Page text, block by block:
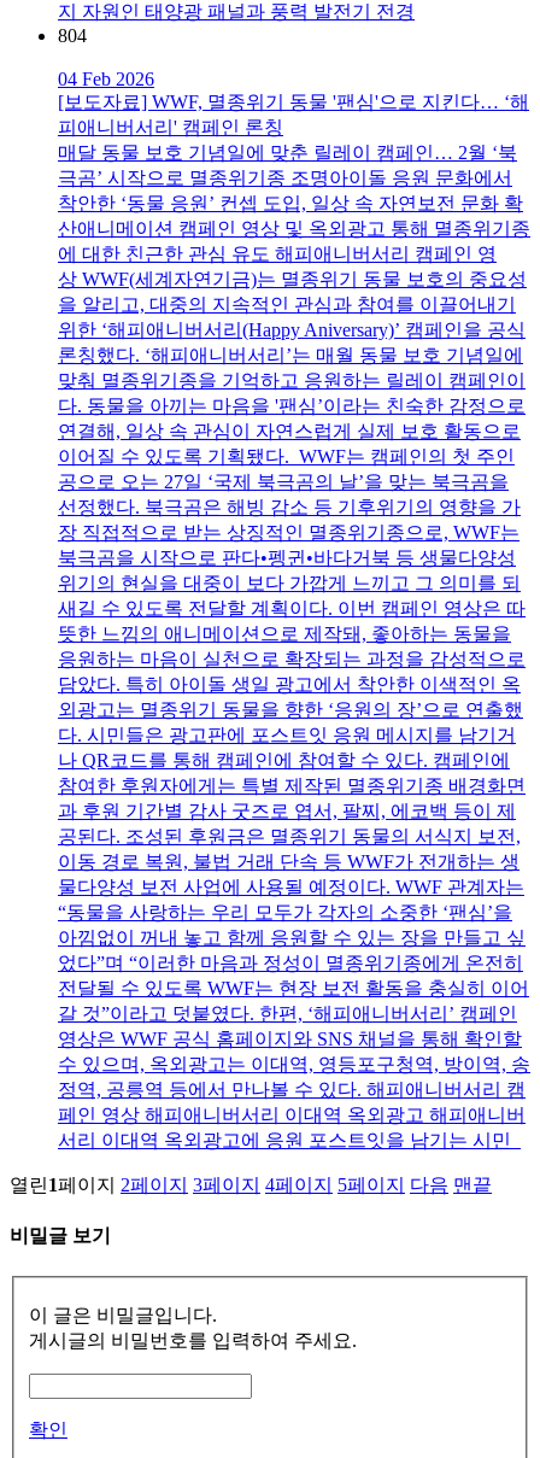
지 자원인 태양광 패널과 풍력 발전기 전경
804
04 Feb 2026
[보도자료] WWF, 멸종위기 동물 '팬심'으로 지킨다… ‘해
피애니버서리' 캠페인 론칭
매달 동물 보호 기념일에 맞춘 릴레이 캠페인… 2월 ‘북
극곰’ 시작으로 멸종위기종 조명아이돌 응원 문화에서
착안한 ‘동물 응원’ 컨셉 도입, 일상 속 자연보전 문화 확
산애니메이션 캠페인 영상 및 옥외광고 통해 멸종위기종
에 대한 친근한 관심 유도 해피애니버서리 캠페인 영
상 WWF(세계자연기금)는 멸종위기 동물 보호의 중요성
을 알리고, 대중의 지속적인 관심과 참여를 이끌어내기
위한 ‘해피애니버서리(Happy Aniversary)’ 캠페인을 공식
론칭했다. ‘해피애니버서리’는 매월 동물 보호 기념일에
맞춰 멸종위기종을 기억하고 응원하는 릴레이 캠페인이
다. 동물을 아끼는 마음을 '팬심’이라는 친숙한 감정으로
연결해, 일상 속 관심이 자연스럽게 실제 보호 활동으로
이어질 수 있도록 기획됐다. WWF는 캠페인의 첫 주인
공으로 오는 27일 ‘국제 북극곰의 날’을 맞는 북극곰을
선정했다. 북극곰은 해빙 감소 등 기후위기의 영향을 가
장 직접적으로 받는 상징적인 멸종위기종으로, WWF는
북극곰을 시작으로 판다•펭귄•바다거북 등 생물다양성
위기의 현실을 대중이 보다 가깝게 느끼고 그 의미를 되
새길 수 있도록 전달할 계획이다. 이번 캠페인 영상은 따
뜻한 느낌의 애니메이션으로 제작돼, 좋아하는 동물을
응원하는 마음이 실천으로 확장되는 과정을 감성적으로
담았다. 특히 아이돌 생일 광고에서 착안한 이색적인 옥
외광고는 멸종위기 동물을 향한 ‘응원의 장’으로 연출했
다. 시민들은 광고판에 포스트잇 응원 메시지를 남기거
나 QR코드를 통해 캠페인에 참여할 수 있다. 캠페인에
참여한 후원자에게는 특별 제작된 멸종위기종 배경화면
과 후원 기간별 감사 굿즈로 엽서, 팔찌, 에코백 등이 제
공된다. 조성된 후원금은 멸종위기 동물의 서식지 보전,
이동 경로 복원, 불법 거래 단속 등 WWF가 전개하는 생
물다양성 보전 사업에 사용될 예정이다. WWF 관계자는
“동물을 사랑하는 우리 모두가 각자의 소중한 ‘팬심’을
아낌없이 꺼내 놓고 함께 응원할 수 있는 장을 만들고 싶
었다”며 “이러한 마음과 정성이 멸종위기종에게 온전히
전달될 수 있도록 WWF는 현장 보전 활동을 충실히 이어
갈 것”이라고 덧붙였다. 한편, ‘해피애니버서리’ 캠페인
영상은 WWF 공식 홈페이지와 SNS 채널을 통해 확인할
수 있으며, 옥외광고는 이대역, 영등포구청역, 방이역, 송
정역, 공릉역 등에서 만나볼 수 있다. 해피애니버서리 캠
페인 영상 해피애니버서리 이대역 옥외광고 해피애니버
서리 이대역 옥외광고에 응원 포스트잇을 남기는 시민
열린1페이지 2페이지 3페이지 4페이지 5페이지 다음 맨끝
비밀글 보기
이 글은 비밀글입니다.
게시글의 비밀번호를 입력하여 주세요.
확인